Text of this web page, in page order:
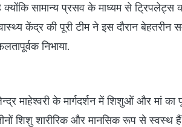
क्योंकि सामान्य प्रसव के माध्यम से ट्रिपलेट्स
केंद्र की पूरी टीम ने इस दौरान
निभाया.
माहेश्वरी के मार्गदर्शन में शिशुओं और मां का
शिशु शारीरिक और मानसिक रूप से